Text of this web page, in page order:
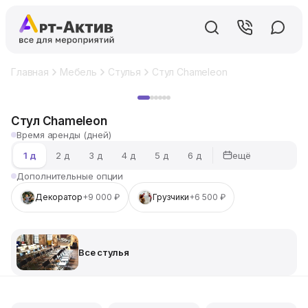
Главная Мебель Стулья Стул Chameleon
Стул Chameleon
Время аренды (дней)
1 д
2 д 3 д 4 д 5 д 6 д
ещё
Дополнительные опции
Декоратор+9 000 ₽ Грузчики+6 500 ₽
Все стулья